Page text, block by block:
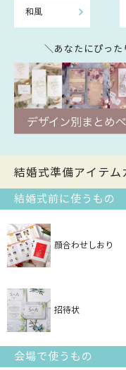
和風
＼あなたにぴっ
結婚式準備アイテム
結婚式前に使うもの
顔合わせしおり
招待状
会場で使うもの